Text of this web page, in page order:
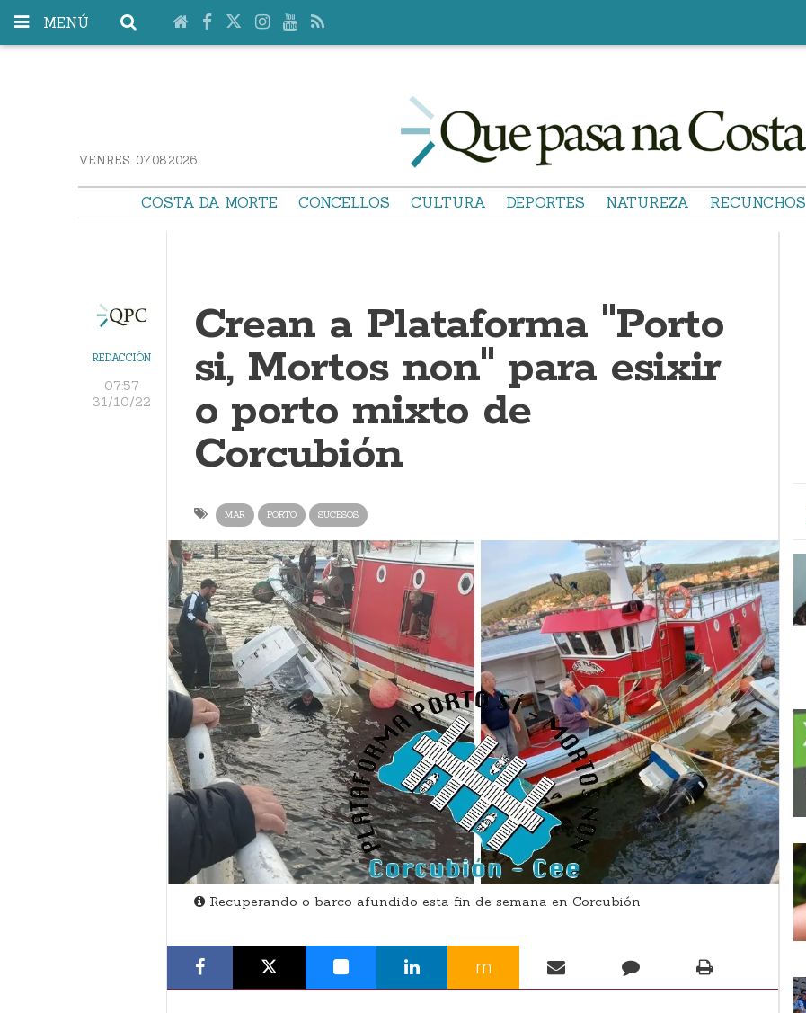
MENÚ
VENRES. 07.08.2026
COSTA DA MORTE CONCELLOS CULTURA DEPORTES NATUREZA RECUNCHOS
REDACCIÓN
07:57
31/10/22
Crean a Plataforma "Porto
si, Mortos non" para esixir
o porto mixto de
Corcubión
MAR PORTO SUCESOS
Recuperando o barco afundido esta fin de semana en Corcubión
m